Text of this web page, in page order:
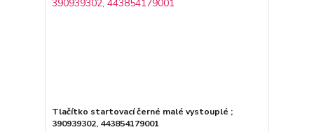
Tlačítko startovací černé malé vystouplé ;
390939302, 443854179001